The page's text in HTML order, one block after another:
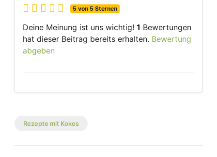
5 von 5 Sternen
Deine Meinung ist uns wichtig! 1 Bewertungen
hat dieser Beitrag bereits erhalten. Bewertung
abgeben
Rezepte mit Kokos